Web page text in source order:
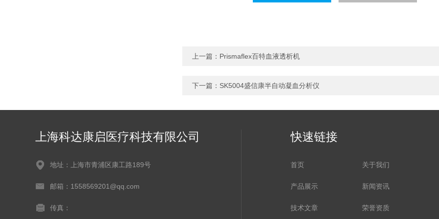
上一篇： Prismaflex百特血液透析机
下一篇： SK5004盛信康半自动凝血分析仪
上海科达康启医疗科技有限公司
地址：上海市青浦区康工路189号
邮箱：1558569201@qq.com
传真：
快速链接
首页 关于我们
产品展示 新闻资讯
技术文章 荣誉资质